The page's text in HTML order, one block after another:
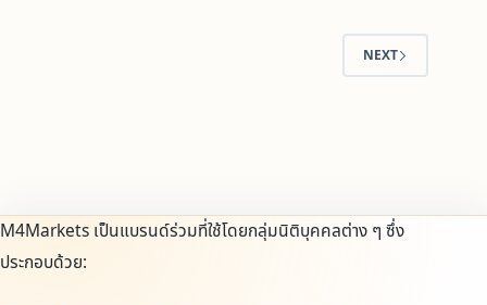
NEXT
M4Markets เป็นแบรนด์ร่วมที่ใช้โดยกลุ่มนิติบุคคลต่าง ๆ ซึ่ง
ประกอบด้วย: